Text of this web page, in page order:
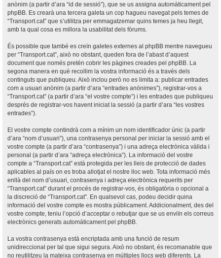
anònim (a partir d’ara “id de sessió”), que se us assigna automàticament pel
phpBB. Es crearà una tercera galeta un cop hagueu navegat pels temes de
“Transport.cat” que s’utilitza per emmagatzemar quins temes ja heu llegit,
amb la qual cosa es millora la usabilitat dels fòrums.
És possible que també es creïn galetes externes al phpBB mentre navegueu
per “Transport.cat”, això no obstant, queden fora de l’abast d’aquest
document que només pretén cobrir les pàgines creades pel phpBB. La
segona manera en què recollim la vostra informació és a través dels
continguts que publiqueu. Això inclou però no es limita a: publicar entrades
com a usuari anònim (a partir d’ara “entrades anònimes”), registrar-vos a
“Transport.cat” (a partir d’ara “el vostre compte”) i les entrades que publiqueu
després de registrar-vos havent iniciat la sessió (a partir d’ara “les vostres
entrades”).
El vostre compte contindrà com a mínim un nom identificador únic (a partir
d’ara “nom d’usuari”), una contrasenya personal per iniciar la sessió amb el
vostre compte (a partir d’ara “contrasenya”) i una adreça electrònica vàlida i
personal (a partir d’ara “adreça electrònica”). La informació del vostre
compte a “Transport.cat” està protegida per les lleis de protecció de dades
aplicables al país on es troba allotjat el nostre lloc web. Tota informació més
enllà del nom d’usuari, contrasenya i adreça electrònica requerits per
“Transport.cat” durant el procés de registrar-vos, és obligatòria o opcional a
la discreció de “Transport.cat”. En qualsevol cas, podeu decidir quina
informació del vostre compte es mostra públicament. Addicionalment, des del
vostre compte, teniu l’opció d’acceptar o rebutjar que se us enviïn els correus
electrònics generats automàticament pel phpBB.
La vostra contrasenya està encriptada amb una funció de resum
unidireccional per tal que sigui segura. Això no obstant, és recomanable que
no reutilitzeu la mateixa contrasenya en múltiples llocs web diferents. La